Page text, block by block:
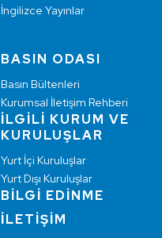
İngilizce Yayınlar
BASIN ODASI
Basın Bültenleri
Kurumsal İletişim Rehberi
İLGİLİ KURUM VE
KURULUŞLAR
Yurt İçi Kuruluşlar
Yurt Dışı Kuruluşlar
BİLGİ EDİNME
İLETİŞİM